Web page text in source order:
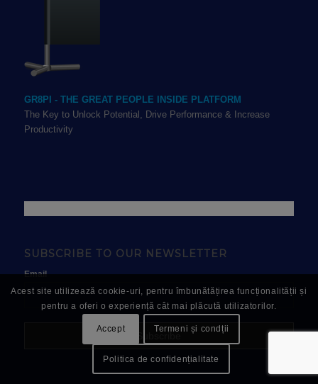
GR8PI - THE GREAT PEOPLE INSIDE PLATFORM
The Key to Unlock Potential, Drive Performance & Increase
Productivity
SUBSCRIBE TO OUR NEWSLETTER
Email
Acest site utilizează cookie-uri, pentru îmbunătățirea funcționalității și
pentru a oferi o experiență cât mai plăcută utilizatorilor.
Accept Termeni și condții
Politica de confidențialitate